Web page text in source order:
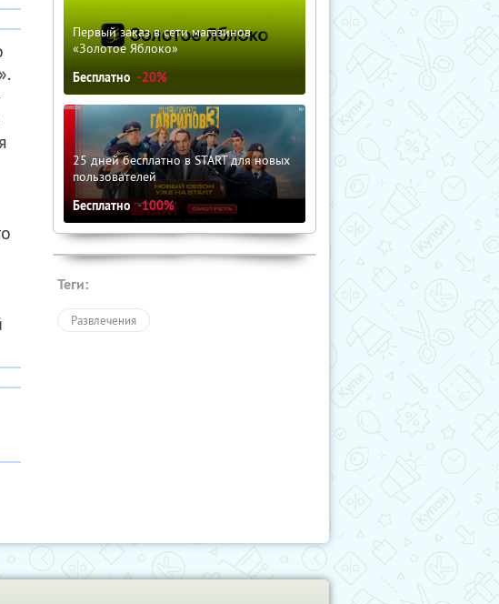
Первый заказ в сети магазинов
«Золотое Яблоко»
Бесплатно -20%
25 дней бесплатно в START для новых
пользователей
Бесплатно -100%
Теги:
Развлечения